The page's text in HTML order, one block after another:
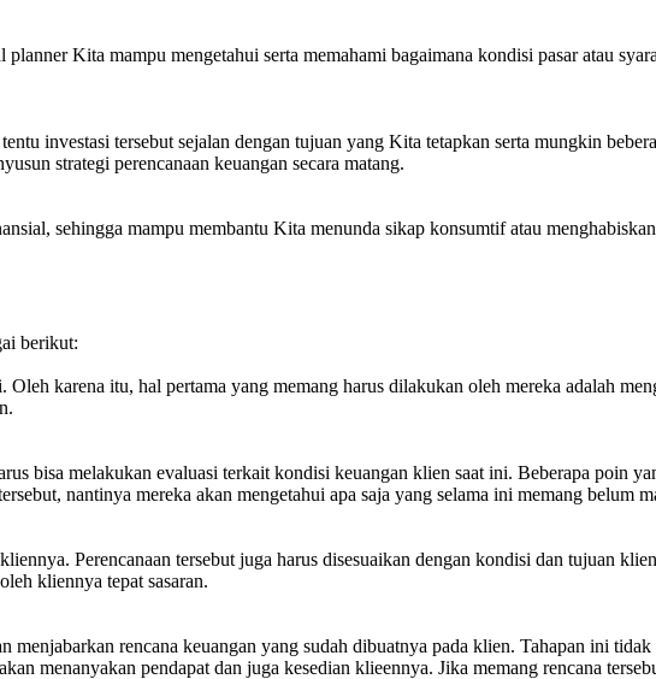
Kita mampu mengetahui serta memahami bagaimana kondisi pasar atau
investasi tersebut sejalan dengan tujuan yang Kita tetapkan serta mungkin
strategi perencanaan keuangan secara matang.
sehingga mampu membantu Kita menunda sikap konsumtif atau
berikut:
karena itu, hal pertama yang memang harus dilakukan oleh mereka adalah
bisa melakukan evaluasi terkait kondisi keuangan klien saat ini. Beberapa poin
nantinya mereka akan mengetahui apa saja yang selama ini memang belum
Perencanaan tersebut juga harus disesuaikan dengan kondisi dan tujuan
kliennya tepat sasaran.
menjabarkan rencana keuangan yang sudah dibuatnya pada klien. Tahapan ini
menanyakan pendapat dan juga kesedian klieennya. Jika memang rencana